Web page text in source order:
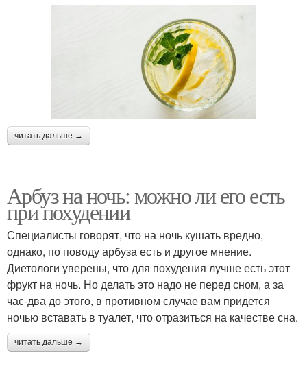
читать дальше →
Арбуз на ночь: можно ли его есть
при похудении
Специалисты говорят, что на ночь кушать вредно,
однако, по поводу арбуза есть и другое мнение.
Диетологи уверены, что для похудения лучше есть этот
фрукт на ночь. Но делать это надо не перед сном, а за
час-два до этого, в противном случае вам придется
ночью вставать в туалет, что отразиться на качестве сна.
читать дальше →